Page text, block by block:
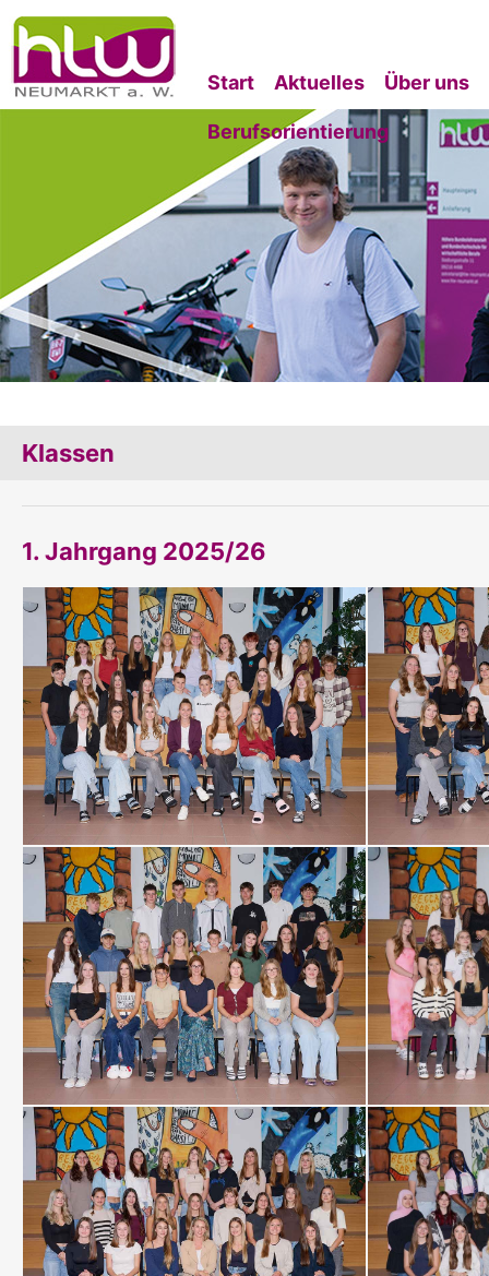
Start Aktuelles Über uns
Berufsorientierung
Klassen
1. Jahrgang 2025/26